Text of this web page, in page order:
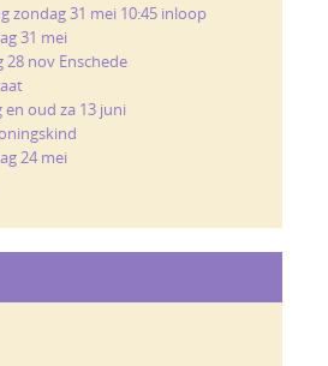
zondag 31 mei 10:45 inloop
31 mei
28 nov Enschede
oud za 13 juni
24 mei